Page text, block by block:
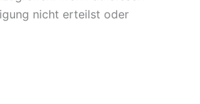
nicht erteilst oder